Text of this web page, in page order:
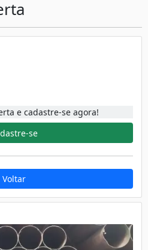
e cadastre-se agora!
se
Voltar